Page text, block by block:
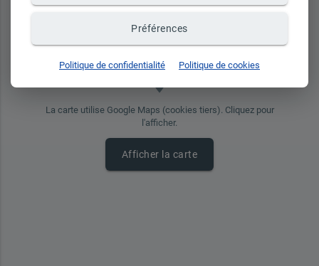
place
La carte utilise Google Maps (cookies tiers). Cliquez pour
l'afficher.
Afficher la carte
Préférences
Politique de confidentialité Politique de cookies